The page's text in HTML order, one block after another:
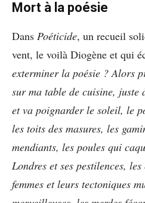
Mort à la poésie
Dans Poéticide, un recueil
vent, le voilà Diogène et qui
exterminer la poésie ? Alors
sur ma table de cuisine, juste
et va poignarder le soleil, le
les toits des masures, les
mendiants, les poules qui
Londres et ses pestilences,
femmes et leurs tectoniques